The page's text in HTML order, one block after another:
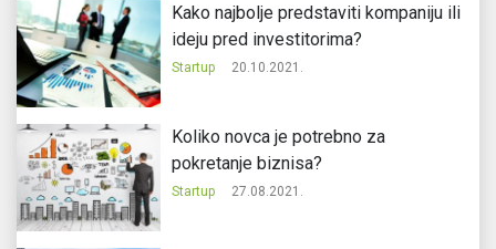
Kako najbolje predstaviti kompaniju ili
ideju pred investitorima?
Startup 20.10.2021.
Koliko novca je potrebno za
pokretanje biznisa?
Startup 27.08.2021.